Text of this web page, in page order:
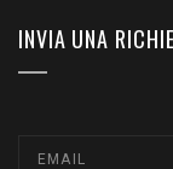
INVIA UNA